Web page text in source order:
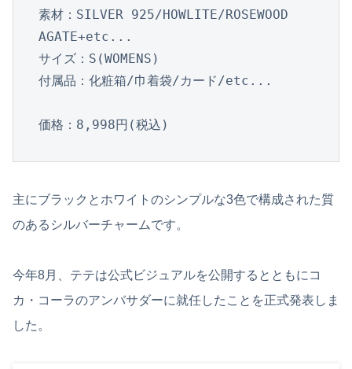
素材：SILVER 925/HOWLITE/ROSEWOOD
AGATE+etc...
サイズ：S(WOMENS)
付属品：化粧箱/巾着袋/カード/etc...
価格：8,998円(税込)
主にブラックとホワイトのシンプルな3色で構成された質
のあるシルバーチャームです。
今年8月、テテは公式ビジュアルを公開するとともにコ
カ・コーラのアンバサダーに就任したことを正式発表しま
した。